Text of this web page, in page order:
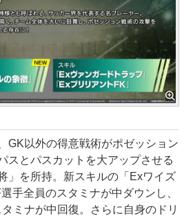
GK以外の得意戦術がポゼッション
スとパスカットを大アップさせる
」を所持。新スキルの「Exワイズ
手全員のスタミナが中ダウンし、
ミナが中回復。さらに自身のドリ